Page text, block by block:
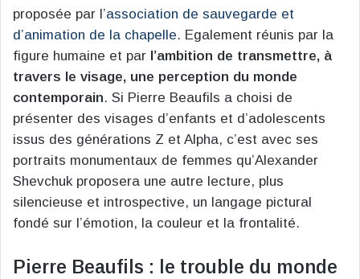
proposée par l’association de sauvegarde et
d’animation de la chapelle. Egalement réunis par la
figure humaine et par l’ambition de transmettre, à
travers le visage, une perception du monde
contemporain. Si Pierre Beaufils a choisi de
présenter des visages d’enfants et d’adolescents
issus des générations Z et Alpha, c’est avec ses
portraits monumentaux de femmes qu’Alexander
Shevchuk proposera une autre lecture, plus
silencieuse et introspective, un langage pictural
fondé sur l’émotion, la couleur et la frontalité.
Pierre Beaufils : le trouble du monde